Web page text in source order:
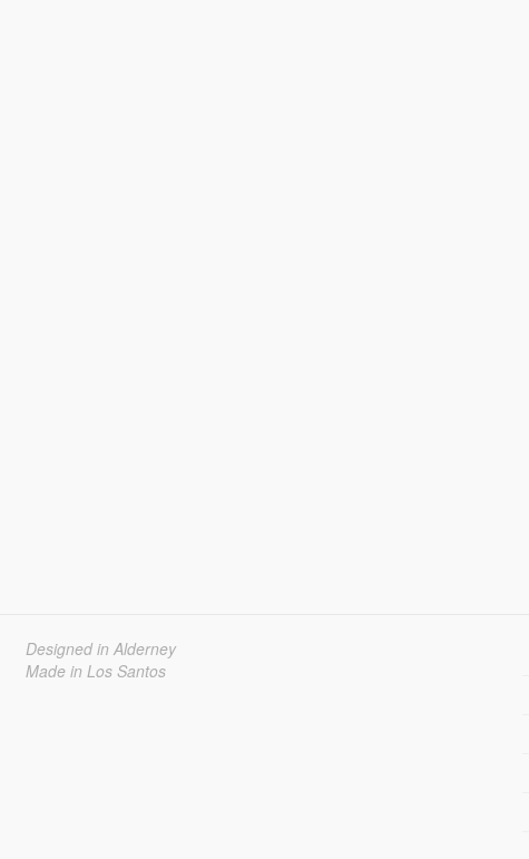
Designed in Alderney
Made in Los Santos